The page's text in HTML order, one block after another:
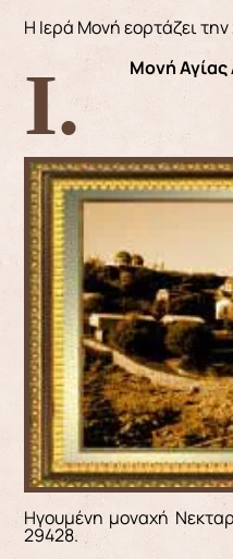
Η Ιερά Μονή εορτάζει
Ι. Μονή Α
Ηγουμένη μοναχή
29428.